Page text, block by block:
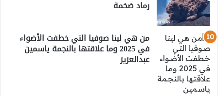
رماد ضخمة
من هي لينا صوفيا التي خطفت الأضواء
في 2025 وما علاقتها بالنجمة ياسمين
عبدالعزيز